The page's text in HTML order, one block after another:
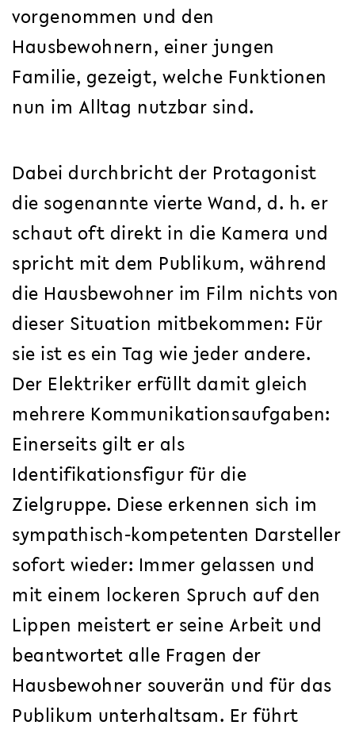
vorgenommen und den
Hausbewohnern, einer jungen
Familie, gezeigt, welche Funktionen
nun im Alltag nutzbar sind.
Dabei durchbricht der Protagonist
die sogenannte vierte Wand, d. h. er
schaut oft direkt in die Kamera und
spricht mit dem Publikum, während
die Hausbewohner im Film nichts von
dieser Situation mitbekommen: Für
sie ist es ein Tag wie jeder andere.
Der Elektriker erfüllt damit gleich
mehrere Kommunikationsaufgaben:
Einerseits gilt er als
Identifikationsfigur für die
Zielgruppe. Diese erkennen sich im
sympathisch-kompetenten Darsteller
sofort wieder: Immer gelassen und
mit einem lockeren Spruch auf den
Lippen meistert er seine Arbeit und
beantwortet alle Fragen der
Hausbewohner souverän und für das
Publikum unterhaltsam. Er führt